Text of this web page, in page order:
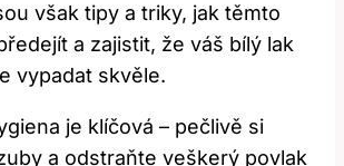
však tipy a triky, jak těmto
a zajistit, že váš bílý lak
vypadat skvěle.
je klíčová – pečlivě si
a odstraňte veškerý povlak